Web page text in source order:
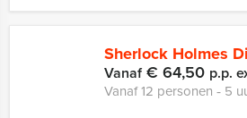
Sherlock Holmes
Vanaf€ 64,50 p.p.
Vanaf 12 personen ‐ 5